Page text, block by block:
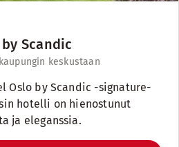
Scandic
keskustaan
Oslo by Scandic -signature-
hotelli on hienostunut
ja eleganssia.